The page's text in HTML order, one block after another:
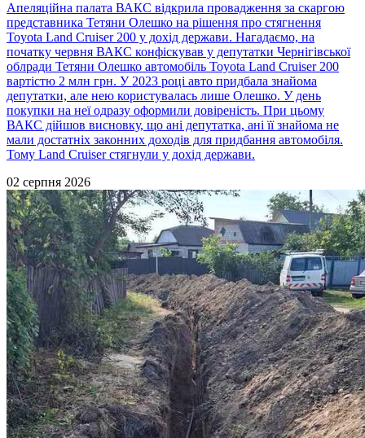
Апеляційна палата ВАКС відкрила провадження за скаргою
представника Тетяни Олешко на рішення про стягнення
Toyota Land Cruiser 200 у дохід держави. Нагадаємо, на
початку червня ВАКС конфіскував у депутатки Чернігівської
облради Тетяни Олешко автомобіль Toyota Land Cruiser 200
вартістю 2 млн грн. У 2023 році авто придбала знайома
депутатки, але нею користувалась лише Олешко. У день
покупки на неї одразу оформили довіреність. При цьому
ВАКС дійшов висновку, що ані депутатка, ані її знайома не
мали достатніх законних доходів для придбання автомобіля.
Тому Land Cruiser стягнули у дохід держави.
02 серпня 2026